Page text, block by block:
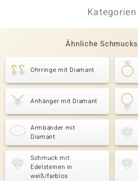
Kategorien
Ähnliche
Ohrringe mit Diamant
Anhänger mit Diamant
Armbänder mit
Diamant
Schmuck mit
Edelsteinen in
weiß/farblos